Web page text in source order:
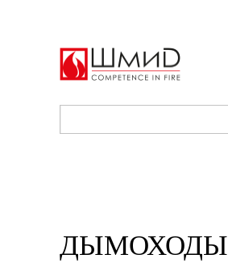
ДЫМОХОДЫ